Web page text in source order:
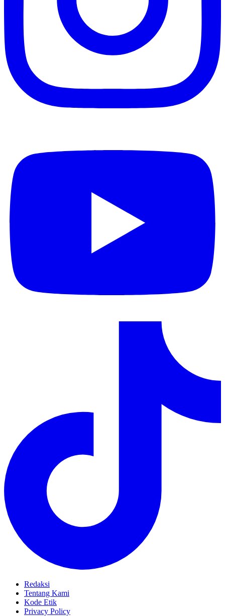
Redaksi
Tentang Kami
Kode Etik
Privacy Policy